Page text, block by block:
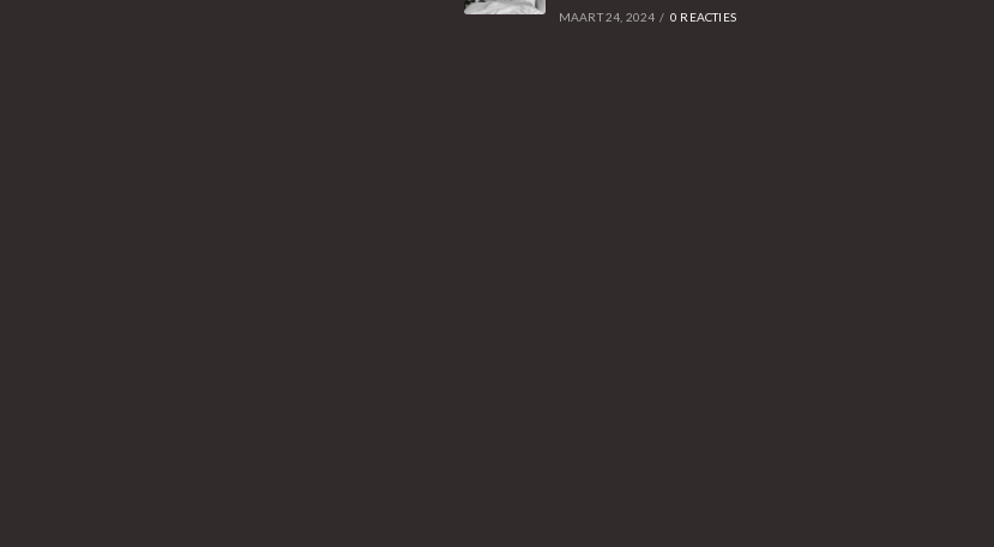
MAART 24, 2024 / 0 REACTIES